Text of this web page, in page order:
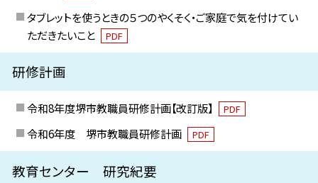
タブレットを使うときの５つのやくそく・ご家庭で気を付けてい
ただきたいこと
PDF
研修計画
令和8年度堺市教職員研修計画【改訂版】 PDF
令和6年度 堺市教職員研修計画 PDF
教育センター 研究紀要